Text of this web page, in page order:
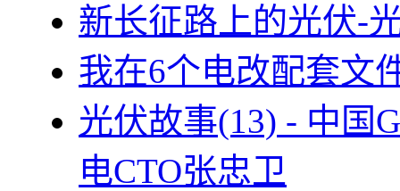
新长征路上的光伏-
我在6个电改配套文
光伏故事(13) - 中国
电CTO张忠卫